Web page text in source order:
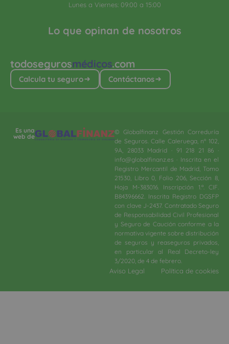
todosegurosmédicos.com
Calcula tu seguro Contáctanos
Lo que opinan de nosotros
Lunes a Viernes: 09:00 a 15:00
Es una
web de
© Globalfinanz Gestión Correduría
de Seguros. Calle Caleruega, nº 102,
9A, 28033 Madrid · 91 218 21 86 ·
info@globalfinanz.es · Inscrita en el
Registro Mercantil de Madrid, Tomo
21530, Libro 0, Folio 206, Sección 8,
Hoja M-383016. Inscripción 1.ª. CIF.
B84396662. Inscrita Registro DGSFP
con clave J-2437. Contratado Seguro
de Responsabilidad Civil Profesional
y Seguro de Caución conforme a la
normativa vigente sobre distribución
de seguros y reaseguros privados,
en particular al Real Decreto-ley
3/2020, de 4 de febrero.​
Aviso Legal Política de cookies